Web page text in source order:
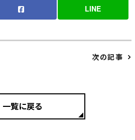
LINE
次の記事
一覧に戻る